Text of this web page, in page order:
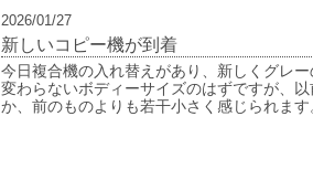
2026/01/27
新しいコピー機が到着
今日複合機の入れ替えがあり、新しくグレ
変わらないボディーサイズのはずですが、
か、前のものよりも若干小さく感じられま